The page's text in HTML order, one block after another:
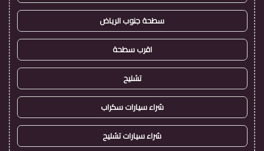
سطحة جنوب الرياض
اقرب سطحة
تشليح
شراء سيارات سكراب
شراء سيارات تشليح